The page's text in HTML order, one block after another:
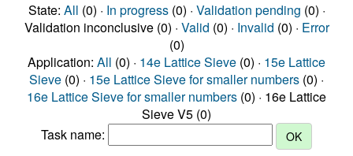
State: All (0) · In progress(0) · Validation pending (0) ·
Validation inconclusive (0) · Valid (0) · Invalid (0) · Error
(0)
Application: All (0) · 14e Lattice Sieve (0) · 15e Lattice
Sieve (0) · 15e Lattice Sieve for smaller numbers (0) ·
16e Lattice Sieve for smaller numbers (0) · 16e Lattice
Sieve V5 (0)
Task name: